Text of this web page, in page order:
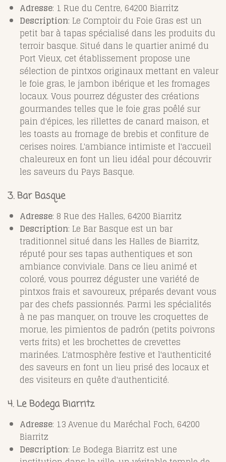
Adresse: 1 Rue du Centre, 64200 Biarritz
Description: Le Comptoir du Foie Gras est un
petit bar à tapas spécialisé dans les produits du
terroir basque. Situé dans le quartier animé du
Port Vieux, cet établissement propose une
sélection de pintxos originaux mettant en valeur
le foie gras, le jambon ibérique et les fromages
locaux. Vous pourrez déguster des créations
gourmandes telles que le foie gras poêlé sur
pain d'épices, les rillettes de canard maison, et
les toasts au fromage de brebis et confiture de
cerises noires. L'ambiance intimiste et l'accueil
chaleureux en font un lieu idéal pour découvrir
les saveurs du Pays Basque.
3. Bar Basque
Adresse: 8 Rue des Halles, 64200 Biarritz
Description: Le Bar Basque est un bar
traditionnel situé dans les Halles de Biarritz,
réputé pour ses tapas authentiques et son
ambiance conviviale. Dans ce lieu animé et
coloré, vous pourrez déguster une variété de
pintxos frais et savoureux, préparés devant vous
par des chefs passionnés. Parmi les spécialités
à ne pas manquer, on trouve les croquettes de
morue, les pimientos de padrón (petits poivrons
verts frits) et les brochettes de crevettes
marinées. L'atmosphère festive et l'authenticité
des saveurs en font un lieu prisé des locaux et
des visiteurs en quête d'authenticité.
4. Le Bodega Biarritz
Adresse: 13 Avenue du Maréchal Foch, 64200
Biarritz
Description: Le Bodega Biarritz est une